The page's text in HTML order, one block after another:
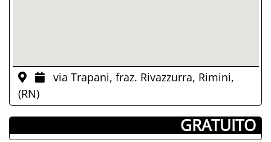
via Trapani, fraz. Rivazzurra, Rimini,
(RN)
­ GRATUITO